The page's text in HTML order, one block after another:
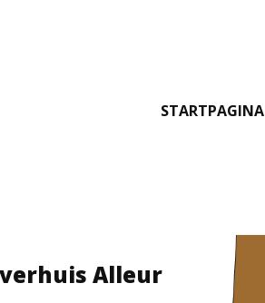
STARTPAGINA
Alleur